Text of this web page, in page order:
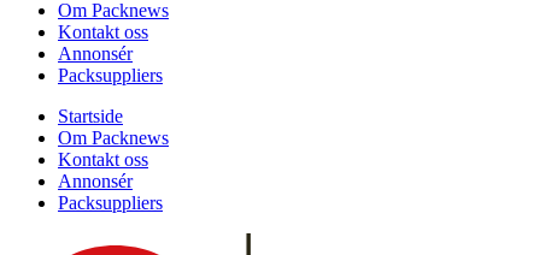
Om Packnews
Kontakt oss
Annonsér
Packsuppliers
Startside
Om Packnews
Kontakt oss
Annonsér
Packsuppliers